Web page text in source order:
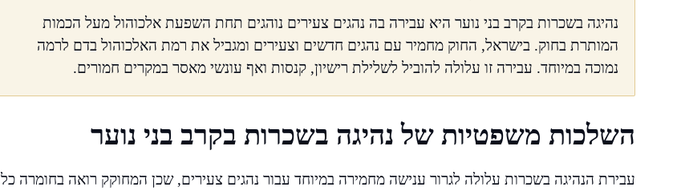
נהיגה בשכרות בקרב בני נוער היא עבירה בה נהגים צעירים נוהגים תחת השפעת אלכוהול מעל הכמות
המותרת בחוק. בישראל, החוק מחמיר עם נהגים חדשים וצעירים ומגביל את רמת האלכוהול בדם לרמה
נמוכה במיוחד. עבירה זו עלולה להוביל לשלילת רישיון, קנסות ואף עונשי מאסר במקרים חמורים.
השלכות משפטיות של נהיגה בשכרות בקרב בני נוער
עבירת הנהיגה בשכרות עלולה לגרור ענישה מחמירה במיוחד עבור נהגים צעירים, שכן המחוקק רואה בחומרה כל